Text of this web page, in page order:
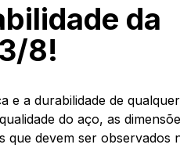
da
8!
e a durabilidade de
do aço, as
que devem ser observados